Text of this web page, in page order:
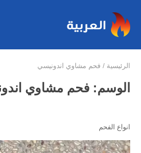
الرئيسية / فحم مشاوي اندونيسي
الوسم: فحم مشاوي
انواع الفحم